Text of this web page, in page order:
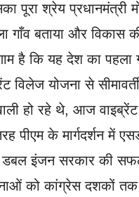
पूरा श्रेय प्रधानमंत्री
गाँव बताया और विकास
है कि यह देश का
विलेज योजना से
हो रहे थे, आज
पीएम के मार्गदर्शन में
इंजन सरकार की
को कांग्रेस दशकों तक